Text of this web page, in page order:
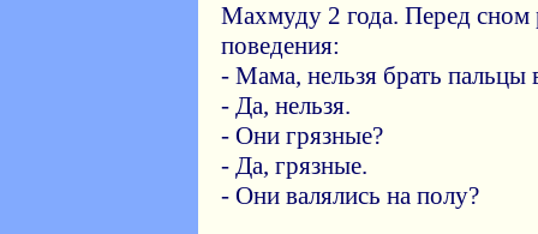
Махмуду 2 года. Перед сном
поведения:
- Мама, нельзя брать пальцы
- Да, нельзя.
- Они грязные?
- Да, грязные.
- Они валялись на полу?